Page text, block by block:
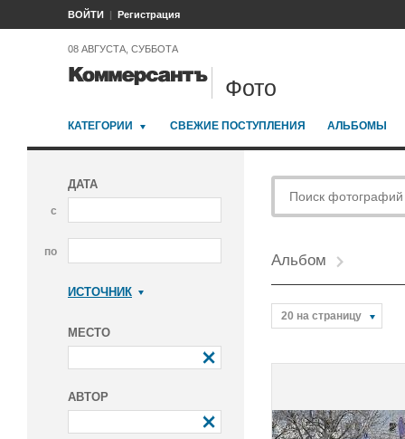
ВОЙТИ Регистрация
08 АВГУСТА, СУББОТА
Фото
КАТЕГОРИИ СВЕЖИЕ ПОСТУПЛЕНИЯ АЛЬБОМЫ
ДАТА
с
по
ИСТОЧНИК
МЕСТО
АВТОР
Альбом
20 на страницу